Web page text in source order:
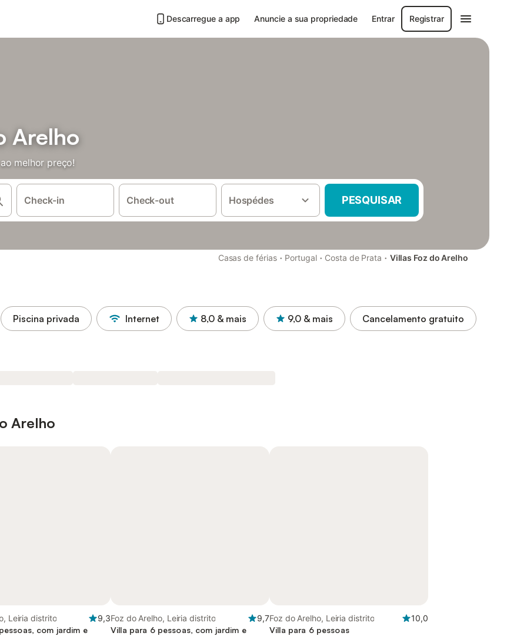
Descarregue a app Anuncie a sua propriedade Entrar Registrar
Arelho
melhor preço!
Check-in Check-out Hospédes PESQUISAR
Casas de férias · Portugal · Costa de Prata · Villas Foz do Arelho
Piscina privada Internet 8,0 & mais 9,0 & mais Cancelamento gratuito
Arelho
Leiria distrito
9,3
com jardim e
Foz do Arelho, Leiria distrito
9,7
Villa para 6 pessoas, com jardim e
Foz do Arelho, Leiria distrito
10,0
Villa para 6 pessoas